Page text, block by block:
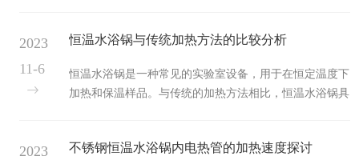
环。能够提供稳定的温度环境，有...
水浴锅的孔数是指锅体上可以放置样品的孔洞数量。一般
达到所需的温度。因此，孔数越多，一次可以处理的样品
数量就越多。恒温水浴锅的孔数对实验效率有很大影响。
孔数较少，就需要分批次进行实验，...
恒温水浴锅与传统加热方法的比较分析
恒温水浴锅是一种常见的实验室设备，用于在恒定温度下
加热和保温样品。与传统的加热方法相比，恒温水浴锅具
方法通常使用火焰或热板进行加热，温度控制相对较为困
2023
11-6
不锈钢恒温水浴锅内电热管的加热速度探讨
2023